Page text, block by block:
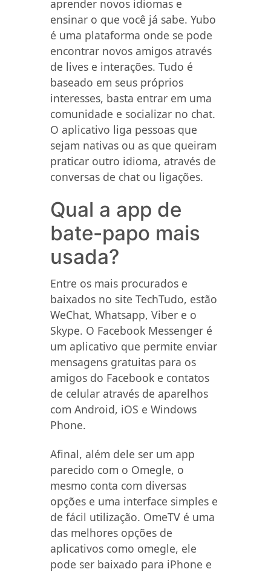
aprender novos idiomas e
ensinar o que você já sabe. Yubo
é uma plataforma onde se pode
encontrar novos amigos através
de lives e interações. Tudo é
baseado em seus próprios
interesses, basta entrar em uma
comunidade e socializar no chat.
O aplicativo liga pessoas que
sejam nativas ou as que queiram
praticar outro idioma, através de
conversas de chat ou ligações.
Qual a app de
bate-papo mais
usada?
Entre os mais procurados e
baixados no site TechTudo, estão
WeChat, Whatsapp, Viber e o
Skype. O Facebook Messenger é
um aplicativo que permite enviar
mensagens gratuitas para os
amigos do Facebook e contatos
de celular através de aparelhos
com Android, iOS e Windows
Phone.
Afinal, além dele ser um app
parecido com o Omegle, o
mesmo conta com diversas
opções e uma interface simples e
de fácil utilização. OmeTV é uma
das melhores opções de
aplicativos como omegle, ele
pode ser baixado para iPhone e